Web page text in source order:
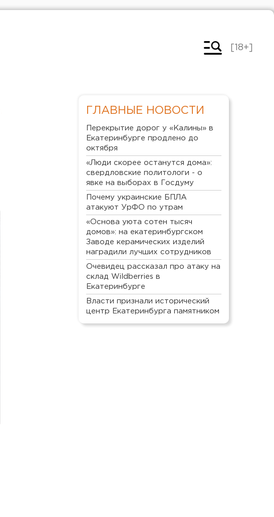
[18+]
ГЛАВНЫЕ НОВОСТИ
Перекрытие дорог у «Калины» в
Екатеринбурге продлено до
октября
«Люди скорее останутся дома»:
свердловские политологи - о
явке на выборах в Госдуму
Почему украинские БПЛА
атакуют УрФО по утрам
«Основа уюта сотен тысяч
домов»: на екатеринбургском
Заводе керамических изделий
наградили лучших сотрудников
Очевидец рассказал про атаку на
склад Wildberries в
Екатеринбурге
Власти признали исторический
центр Екатеринбурга памятником